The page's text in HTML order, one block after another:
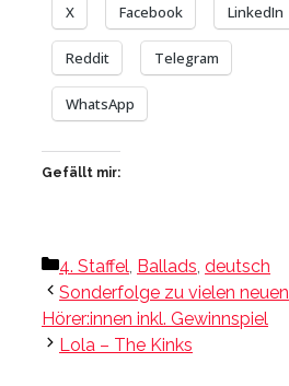
X Facebook LinkedIn
Reddit Telegram
WhatsApp
Gefällt mir:
Kategorien
4. Staffel Ballads deutsch
Sonderfolge zu vielen neuen
Hörer:innen inkl. Gewinnspiel
Lola – The Kinks